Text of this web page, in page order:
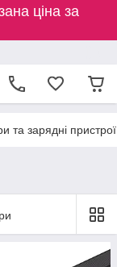
ціна за
та зарядні пристрої